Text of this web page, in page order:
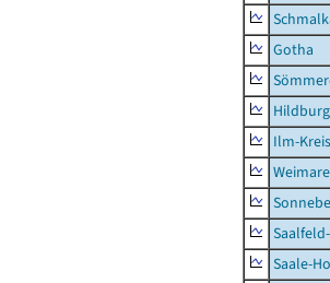
Gotha
Ilm-Kreis
Saale-